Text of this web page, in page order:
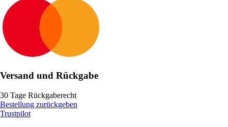
Versand und Rückgabe
30 Tage Rückgaberecht
Bestellung zurückgeben
Trustpilot